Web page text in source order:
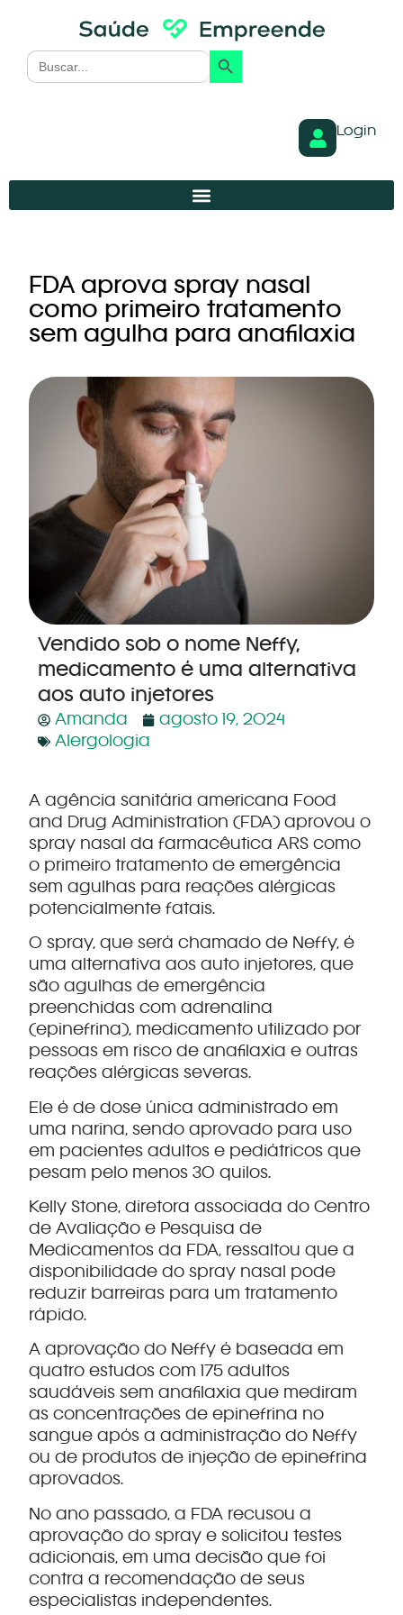
Search
for:
Search Button
Login
FDA aprova spray nasal
como primeiro tratamento
sem agulha para anafilaxia
Vendido sob o nome Neffy,
medicamento é uma alternativa
aos auto injetores
Amanda
agosto 19, 2024
Alergologia
A agência sanitária americana Food
and Drug Administration (FDA) aprovou o
spray nasal da farmacêutica ARS como
o primeiro tratamento de emergência
sem agulhas para reações alérgicas
potencialmente fatais.
O spray, que será chamado de Neffy, é
uma alternativa aos auto injetores, que
são agulhas de emergência
preenchidas com adrenalina
(epinefrina), medicamento utilizado por
pessoas em risco de anafilaxia e outras
reações alérgicas severas.
Ele é de dose única administrado em
uma narina, sendo aprovado para uso
em pacientes adultos e pediátricos que
pesam pelo menos 30 quilos.
Kelly Stone, diretora associada do Centro
de Avaliação e Pesquisa de
Medicamentos da FDA, ressaltou que a
disponibilidade do spray nasal pode
reduzir barreiras para um tratamento
rápido.
A aprovação do Neffy é baseada em
quatro estudos com 175 adultos
saudáveis sem anafilaxia que mediram
as concentrações de epinefrina no
sangue após a administração do Neffy
ou de produtos de injeção de epinefrina
aprovados.
No ano passado, a FDA recusou a
aprovação do spray e solicitou testes
adicionais, em uma decisão que foi
contra a recomendação de seus
especialistas independentes.